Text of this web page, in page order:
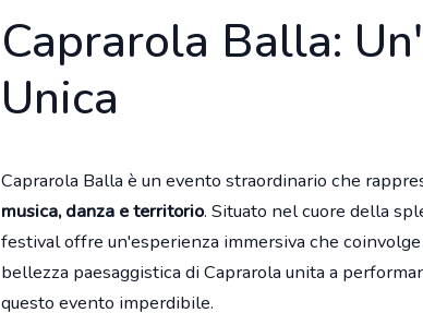
Caprarola Balla:
Unica
Caprarola Balla è un evento straordinario che
musica, danza e territorio. Situato nel cuore della
festival offre un'esperienza immersiva che
bellezza paesaggistica di Caprarola unita a
questo evento imperdibile.